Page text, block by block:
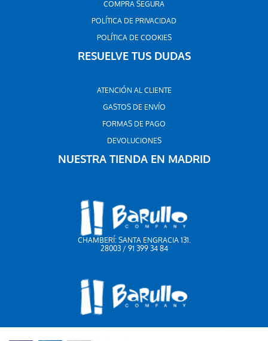
COMPRA SEGURA
POLÍTICA DE PRIVACIDAD
POLÍTICA DE COOKIES
RESUELVE TUS DUDAS
ATENCIÓN AL CLIENTE
GASTOS DE ENVÍO
FORMAS DE PAGO
DEVOLUCIONES
NUESTRA TIENDA EN MADRID
CHAMBERÍ: SANTA ENGRACIA 131.
28003 / 91 399 34 84